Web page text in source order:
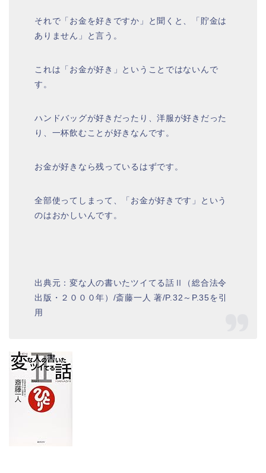
それで「お金を好きですか」と聞くと、「貯金は
ありません」と言う。
これは「お金が好き」ということではないんで
す。
ハンドバッグが好きだったり、洋服が好きだった
り、一杯飲むことが好きなんです。
お金が好きなら残っているはずです。
全部使ってしまって、「お金が好きです」という
のはおかしいんです。
出典元：変な人の書いたツイてる話Ⅱ（総合法令
出版・２０００年）/斎藤一人 著/P.32～P.35を引
用